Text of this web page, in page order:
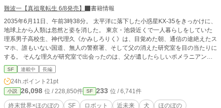
難波一【真祖竜転生 6/8発売】
書籍情報
2035年6月11日、午前3時38分。 太平洋に落下した小惑星KX-35をきっかけに、
地球上から人類は忽然と姿を消した。 東京・池袋近くで一人暮らしをしていた
理系男子高校生、神代理久《かみしろりく》は、目覚めた朝、通信の途絶えたス
マホ、誰もいない国道、無人の警察署、そして父の消えた研究室を目の当たりに
する。 そんな理久が研究室で出会ったのは、父が遺したらしいポメラニアン型A
I犬。 やたら俗っぽく、少しポンコツで、でも異常なほど高性能なAI犬ペスとと
もに、理久は人の消えた東京を歩き始める。 誰もいない池袋。 薄暗い巨大商業
施設。 止まった街。 残されたインフラ。 そして、世界中から人間だけが消え
た理由。 これは、人類が消えた終末世界で、理系男子高校生とポメラニアン型A
I犬が、少しずつ世界の謎を解きながら東京を旅する、終末ほのぼのSFロードム
SF 連載中 長編
24h.ポイント 21pt
小説 26,098 位 / 228,850件 SF 233 位 / 6,741件
終末世界×ほのぼの SF ロボット 近未来 犬 ほのぼの